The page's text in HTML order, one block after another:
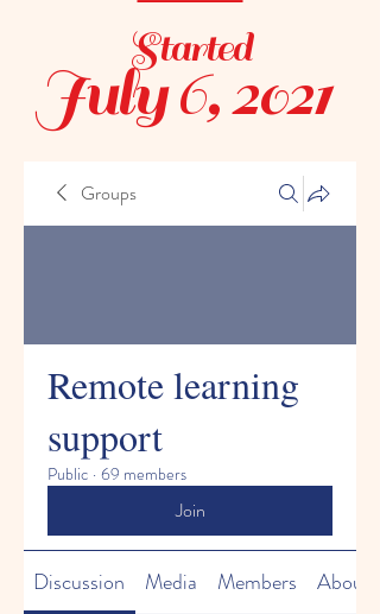
July 6, 2021
Started
Groups
Remote learning
support
Public · 69 members
Join
Discussion Media Members About